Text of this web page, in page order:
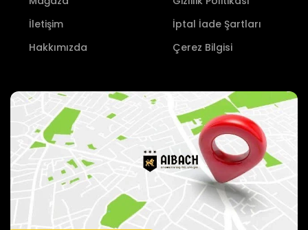
İletişim
Hakkımızda
İptal İade Şartları
Çerez Bilgisi